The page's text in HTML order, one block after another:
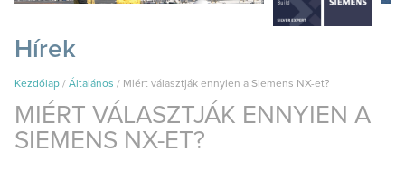
Hírek
Kezdőlap / Általános / Miért választják ennyien a Siemens NX-et?
MIÉRT VÁLASZTJÁK ENNYIEN A
SIEMENS NX-ET?